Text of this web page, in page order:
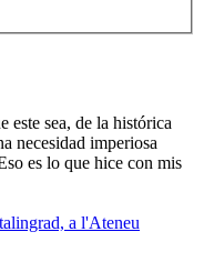
este sea, de la histórica
necesidad imperiosa
es lo que hice con mis
a l'Ateneu